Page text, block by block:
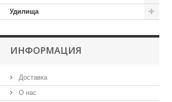
Удилища
ИНФОРМАЦИЯ
Доставка
О нас